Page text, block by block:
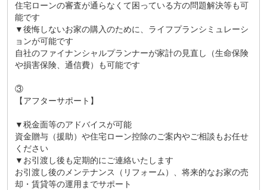
住宅ローンの審査が通らなくて困っている方の問題解決等も可
能です
▼後悔しないお家の購入のために、ライフプランシミュレーシ
ョンが可能です
自社のファイナンシャルプランナーが家計の見直し（生命保険
や損害保険、通信費）も可能です
③
【アフターサポート】
▼税金面等のアドバイスが可能
資金贈与（援助）や住宅ローン控除のご案内やご相談もお任せ
ください
▼お引渡し後も定期的にご連絡いたします
お引渡し後のメンテナンス（リフォーム）、将来的なお家の売
却・賃貸等の運用までサポート